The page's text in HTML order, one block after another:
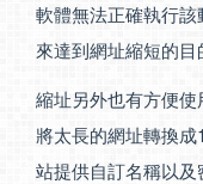
軟體無法正確執行
來達到網址縮短的目
縮址另外也有方便
將太長的網址轉換
站提供自訂名稱以